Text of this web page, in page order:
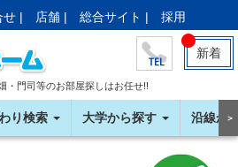
せ | 店舗 | 総合サイト | 採用
新着
・門司等のお部屋探しはお任せ!!
り検索 大学から探す 沿線か＞